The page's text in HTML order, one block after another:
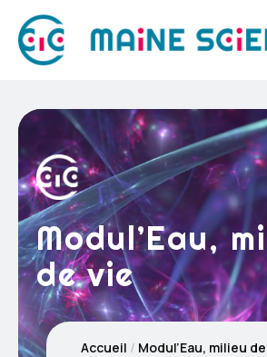
Modul’Eau,
de vie
Accueil Modul’Eau, milieu